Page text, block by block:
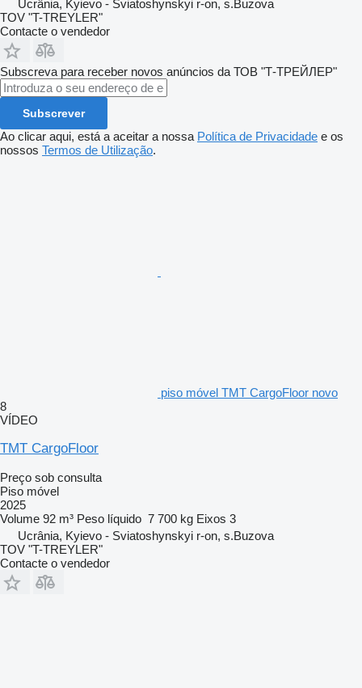
Ucrânia, Kyievo - Sviatoshynskyi r-on, s.Buzova
TOV "T-TREYLER"
Contacte o vendedor
Subscreva para receber novos anúncios da ТОВ "Т-ТРЕЙЛЕР"
Subscrever
Ao clicar aqui, está a aceitar a nossa Política de Privacidade e os
nossos Termos de Utilização.
piso móvel TMT CargoFloor novo
8
VÍDEO
TMT CargoFloor
Preço sob consulta
Piso móvel
2025
Volume 92 m³ Peso líquido 7 700 kg Eixos 3
Ucrânia, Kyievo - Sviatoshynskyi r-on, s.Buzova
TOV "T-TREYLER"
Contacte o vendedor